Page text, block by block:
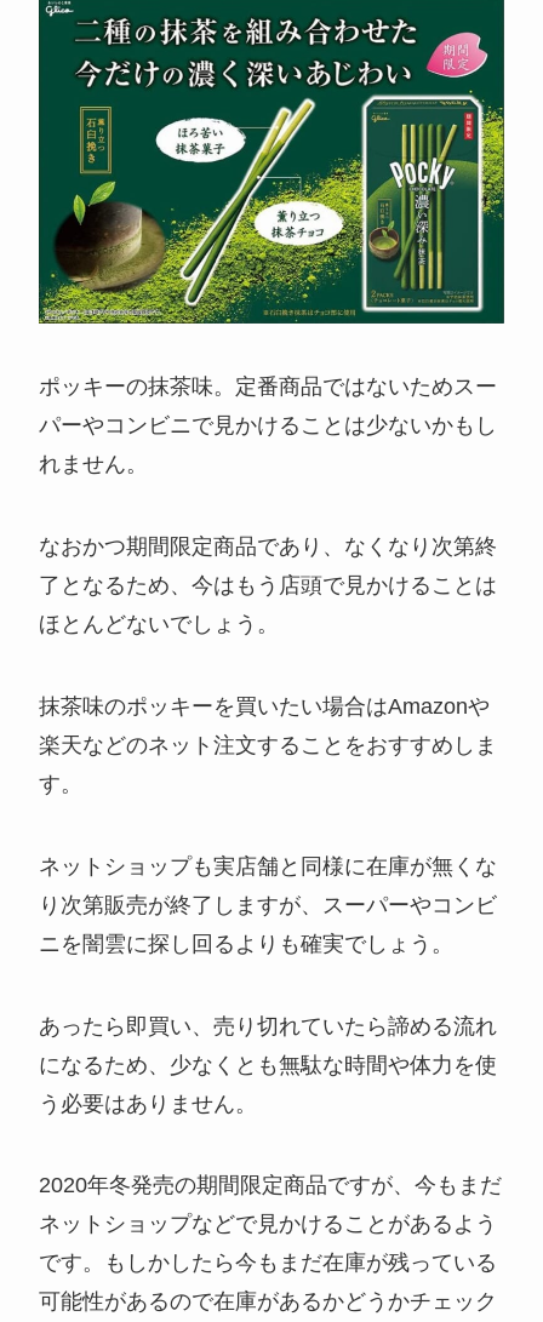
ポッキーの抹茶味。定番商品ではないためスー
パーやコンビニで見かけることは少ないかもし
れません。
なおかつ期間限定商品であり、なくなり次第終
了となるため、今はもう店頭で見かけることは
ほとんどないでしょう。
抹茶味のポッキーを買いたい場合はAmazonや
楽天などのネット注文することをおすすめしま
す。
ネットショップも実店舗と同様に在庫が無くな
り次第販売が終了しますが、スーパーやコンビ
ニを闇雲に探し回るよりも確実でしょう。
あったら即買い、売り切れていたら諦める流れ
になるため、少なくとも無駄な時間や体力を使
う必要はありません。
2020年冬発売の期間限定商品ですが、今もまだ
ネットショップなどで見かけることがあるよう
です。もしかしたら今もまだ在庫が残っている
可能性があるので在庫があるかどうかチェック